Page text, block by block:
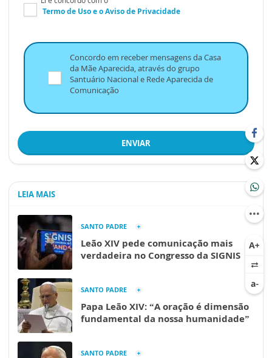
Termo de Usoe oAviso de Privacidade
Concordo em receber mensagens da Casa
da Mãe Aparecida, através do grupo
Santuário Nacional e Rede Aparecida de
Comunicação
ENVIAR
LEIA MAIS
SANTO PADRE
Leão XIV pede comunicação mais
verdadeira no Congresso da SIGNIS
SANTO PADRE
Papa Leão XIV: “A oração é dimensão
fundamental da nossa humanidade”
SANTO PADRE